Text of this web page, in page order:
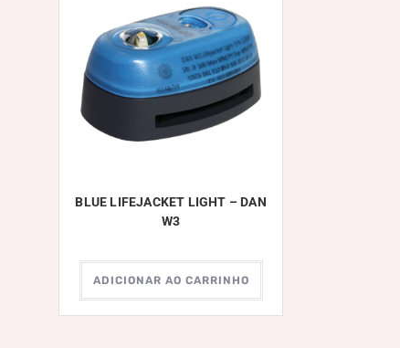
BLUE LIFEJACKET LIGHT – DAN
W3
ADICIONAR AO CARRINHO